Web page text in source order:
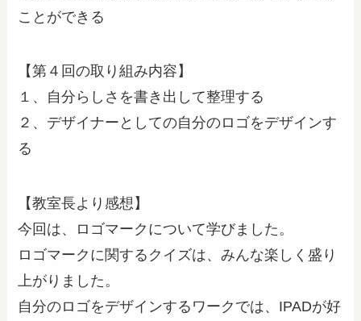
ことができる
【第４回の取り組み内容】
１、自分らしさを書き出して整理する
２、デザイナーとしての自分のロゴをデザインす
る
【教室長より感想】
今回は、ロゴマークについて学びました。
ロゴマークに関するクイズは、みんな楽しく盛り
上がりました。
自分のロゴをデザインするワークでは、IPADが好